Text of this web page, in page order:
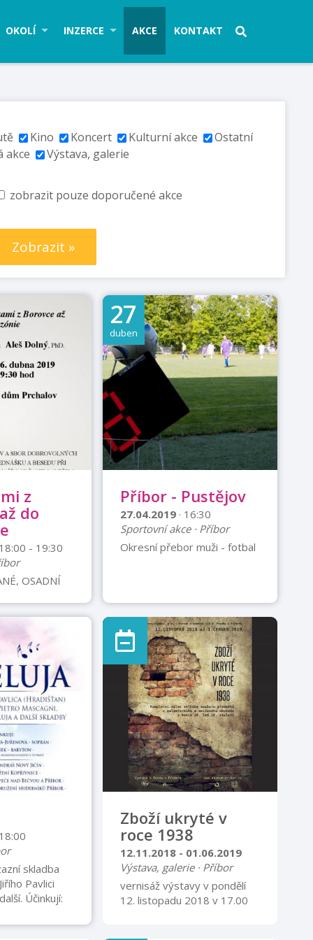
OKOLÍ INZERCE AKCE KONTAKT
Kino Koncert Kulturní akce
Ostatní
akce
Výstava, galerie
zobrazit pouze doporučené akce
Zobrazit »
z
do
18:00 - 19:30
OSADNÍ
S
ALEŠEM
SE
CESTÁCH ZA
AMAZONIE
NOVÉ
TAKÉ O TOM,
BOROVEC
MÍSTEM,
SE NA VAŠI
27
duben
Příbor - Pustějov
27.04.2019 · 16:30
Sportovní akce · Příbor
Okresní přebor muži - fotbal
skladba
Pavlici
Účinkují:
-
Zboží ukryté v
roce 1938
12.11.2018 - 01.06.2019
Výstava, galerie · Příbor
vernisáž výstavy v pondělí
12. listopadu 2018 v 17.00